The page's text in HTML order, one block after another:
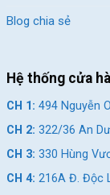
Blog chia sẻ
Hệ thống cửa
CH 1: 494 Nguyễn
CH 2: 322/36 An
CH 3: 330 Hùng
CH 4: 216A Đ. Độc